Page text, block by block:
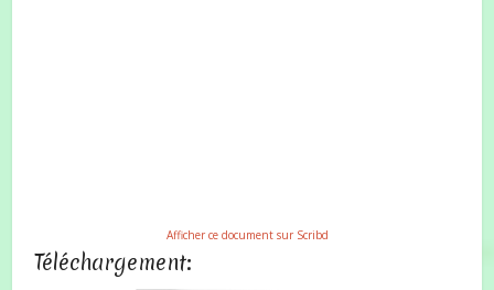
Afficher ce document sur Scribd
Téléchargement: